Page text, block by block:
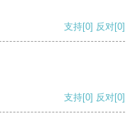
支持[0] 反对[0]
支持[0] 反对[0]